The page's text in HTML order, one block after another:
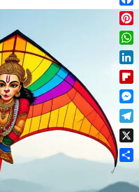
F
a
c
e
b
o
o
k
P
i
n
t
e
r
e
s
t
W
h
a
t
s
A
p
p
L
i
n
k
e
d
I
n
F
l
i
p
b
o
M
e
s
s
e
n
T
e
l
g
X
S
h